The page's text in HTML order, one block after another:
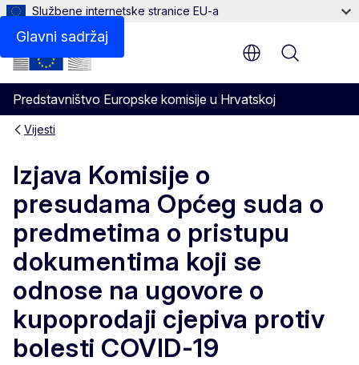
Glavni sadržaj
Službene internetske stranice EU-a
Predstavništvo Europske komisije u Hrvatskoj
Menu
Vijesti
Izjava Komisije o
presudama Općeg suda o
predmetima o pristupu
dokumentima koji se
odnose na ugovore o
kupoprodaji cjepiva protiv
bolesti COVID-19